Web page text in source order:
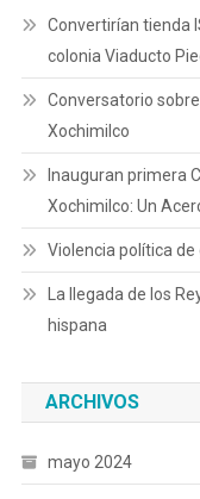
Convertirían tienda
colonia Viaducto
Conversatorio
Xochimilco
Inauguran primera
Xochimilco: Un
Violencia política
La llegada de los
hispana
ARCHIVOS
mayo 2024